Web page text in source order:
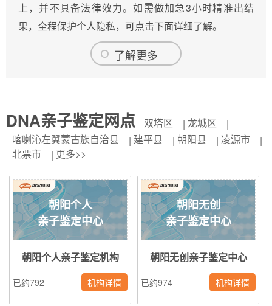
上，并不具备法律效力。如需做加急3小时精准出结
果，全程保护个人隐私，可点击下面详细了解。
了解更多
DNA亲子鉴定网点 双塔区
龙城区
喀喇沁左翼蒙古族自治县
建平县 朝阳县
凌源市
北票市
更多>>
朝阳个人
亲子鉴定中心
朝阳个人亲子鉴定机构
已约792 机构详情
朝阳无创
亲子鉴定中心
朝阳无创亲子鉴定中心
已约974 机构详情